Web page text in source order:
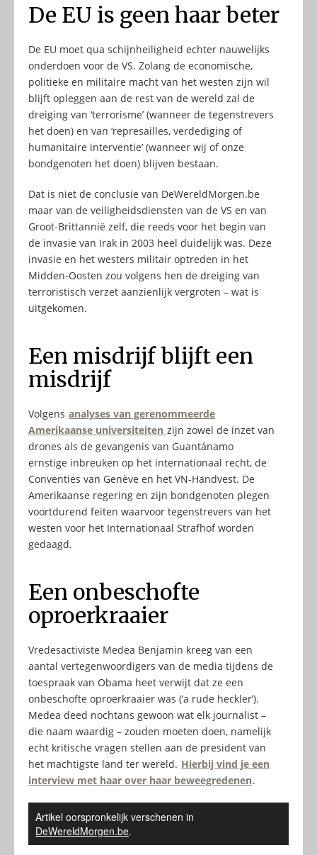
De EU is geen haar beter
De EU moet qua schijnheiligheid echter nauwelijks
onderdoen voor de VS. Zolang de economische,
politieke en militaire macht van het westen zijn wil
blijft opleggen aan de rest van de wereld zal de
dreiging van ‘terrorisme’ (wanneer de tegenstrevers
het doen) en van ‘represailles, verdediging of
humanitaire interventie’ (wanneer wij of onze
bondgenoten het doen) blijven bestaan.
Dat is niet de conclusie van DeWereldMorgen.be
maar van de veiligheidsdiensten van de VS en van
Groot-Brittannië zelf, die reeds voor het begin van
de invasie van Irak in 2003 heel duidelijk was. Deze
invasie en het westers militair optreden in het
Midden-Oosten zou volgens hen de dreiging van
terroristisch verzet aanzienlijk vergroten – wat is
uitgekomen.
Een misdrijf blijft een
misdrijf
Volgens analyses van gerenommeerde
Amerikaanse universiteiten zijn zowel de inzet van
drones als de gevangenis van Guantánamo
ernstige inbreuken op het internationaal recht, de
Conventies van Genève en het VN-Handvest. De
Amerikaanse regering en zijn bondgenoten plegen
voortdurend feiten waarvoor tegenstrevers van het
westen voor het Internationaal Strafhof worden
gedaagd.
Een onbeschofte
oproerkraaier
Vredesactiviste Medea Benjamin kreeg van een
aantal vertegenwoordigers van de media tijdens de
toespraak van Obama heet verwijt dat ze een
onbeschofte oproerkraaier was (‘a rude heckler’).
Medea deed nochtans gewoon wat elk journalist –
die naam waardig – zouden moeten doen, namelijk
echt kritische vragen stellen aan de president van
het machtigste land ter wereld. Hierbij vind je een
interview met haar over haar beweegredenen.
Artikel oorspronkelijk verschenen in
DeWereldMorgen.be.